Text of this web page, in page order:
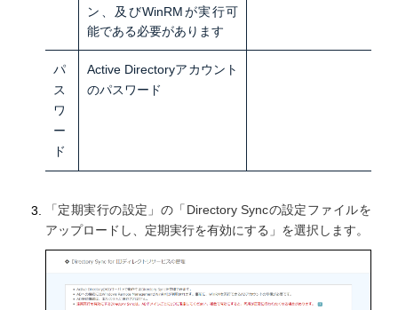
ン、及びWinRMが実行可
能である必要があります
パ
ス
ワ
ー
ド
Active Directoryアカウント
のパスワード
「定期実行の設定」の「Directory Syncの設定ファイルを
アップロードし、定期実行を有効にする」を選択します。